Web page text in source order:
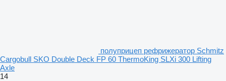
полуприцеп рефрижератор Schmitz
Cargobull SKO Double Deck FP 60 ThermoKing SLXi 300 Lifting
Axle
14